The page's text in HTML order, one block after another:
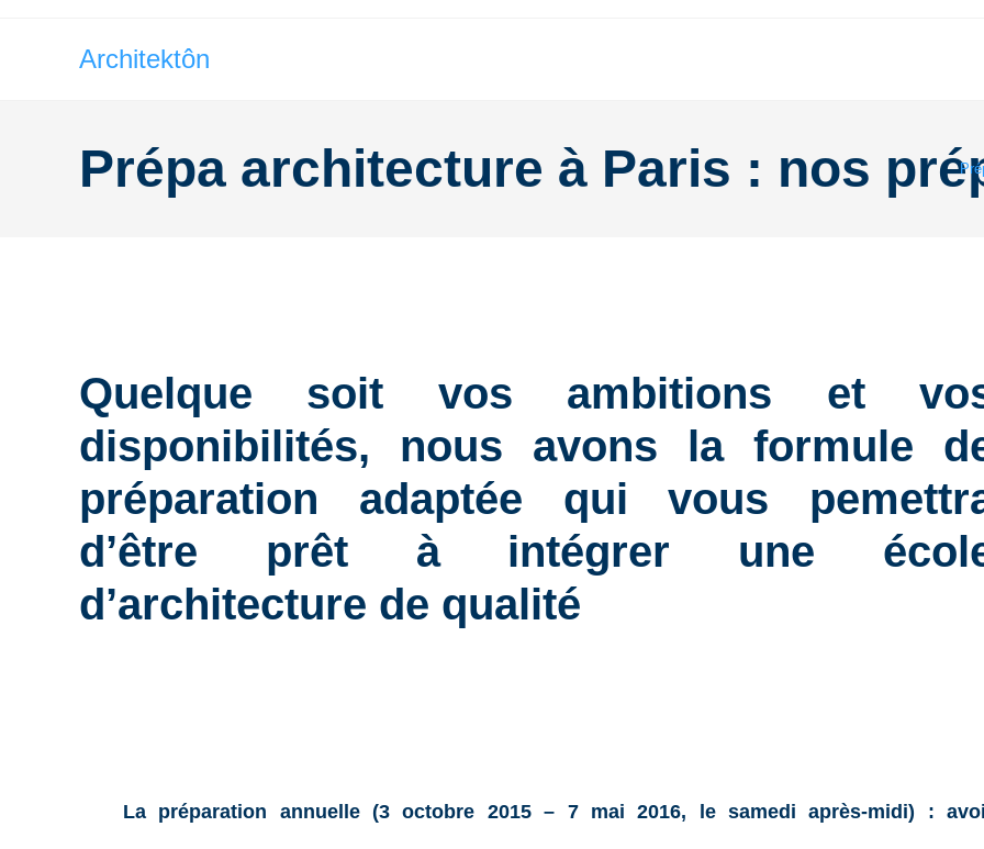
Architektôn
Prépa architecture à Paris : nos
Quelque soit vos ambitions et
disponibilités, nous avons la formule
préparation adaptée qui vous
d’être prêt à intégrer une
d’architecture de qualité
La préparation annuelle(3 octobre 2015 – 7 mai 2016, le samedi après-midi) :